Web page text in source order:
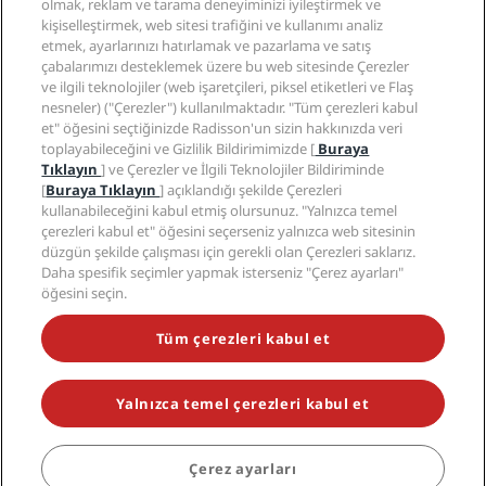
Sports Approved oteller
Aile Dostu Oteller
Sağlık ve Güvenlik
Medya
Kariyer RHG
Kariyer PPHE
EHL Kariyer
The Club by RHG
Geliştirme fırsatları
Sorumlu İşletme
Satın Alma
Gizlilik Merkezi
Yasal bildirim
Radisson Rewards hüküm ve koşulları
Site kullanım sözleşmesi
Dijital Erişilebilirlik
Modern Kölelik Beyanı
Yardım
Tüketici uyarıları
İletişim
SSS
Site haritası
Sosyal medya
Radisson Hotels Markaları
POPÜLER KAMPANYALARIMIZI KAÇIRMAYIN
© 2026 Radisson Hotel Group.Tüm hakları saklıdır. RHG Radisson
Hotel Group, Radisson, Radisson RED, Radisson Blu, Radisson Collection,
Radisson Individuals, Park Plaza, Park Inn, Country Inn & Suites, Prize by
Radisson, Radisson Rewards ve Radisson Meetings; Radisson Hotel
Group'un ticari markalarıdır.
olmak, reklam ve tarama deneyiminizi iyileştirmek ve
kişiselleştirmek, web sitesi trafiğini ve kullanımı analiz
etmek, ayarlarınızı hatırlamak ve pazarlama ve satış
çabalarımızı desteklemek üzere bu web sitesinde Çerezler
ve ilgili teknolojiler (web işaretçileri, piksel etiketleri ve Flaş
nesneler) ("Çerezler") kullanılmaktadır. "Tüm çerezleri kabul
et" öğesini seçtiğinizde Radisson'un sizin hakkınızda veri
toplayabileceğini ve Gizlilik Bildirimimizde [ Buraya
Tıklayın] ve Çerezler ve İlgili Teknolojiler Bildiriminde
[Buraya Tıklayın] açıklandığı şekilde Çerezleri
kullanabileceğini kabul etmiş olursunuz. "Yalnızca temel
çerezleri kabul et" öğesini seçerseniz yalnızca web sitesinin
düzgün şekilde çalışması için gerekli olan Çerezleri saklarız.
Daha spesifik seçimler yapmak isterseniz "Çerez ayarları"
öğesini seçin.
Tüm çerezleri kabul et
Yalnızca temel çerezleri kabul et
Çerez ayarları